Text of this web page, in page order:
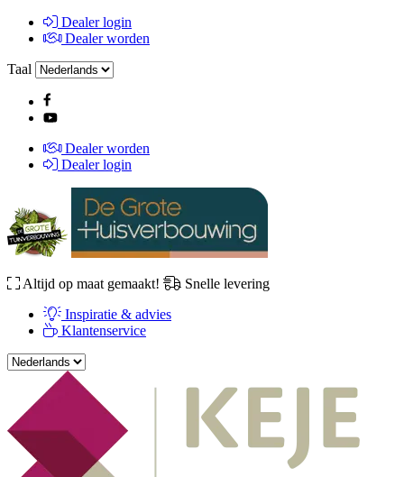
Dealer login
Dealer worden
Taal
Dealer worden
Dealer login
Altijd op maat gemaakt!
Snelle levering
Inspiratie & advies
Klantenservice